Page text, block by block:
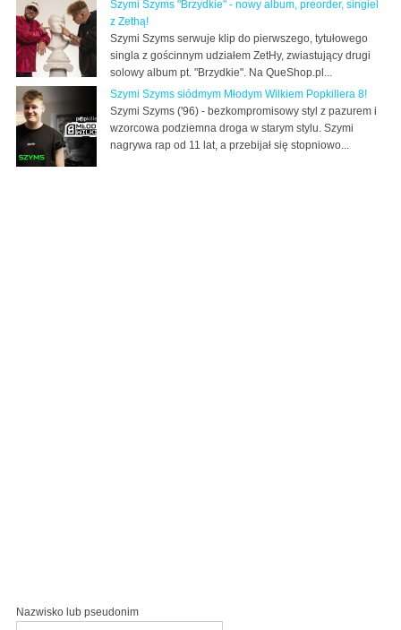
Szymi Szyms "Brzydkie" - nowy album, preorder, singiel
z Zethą!
Szymi Szyms serwuje klip do pierwszego, tytułowego
singla z gościnnym udziałem ZetHy, zwiastujący drugi
solowy album pt. "Brzydkie". Na QueShop.pl...
Szymi Szyms siódmym Młodym Wilkiem Popkillera 8!
Szymi Szyms ('96) - bezkompromisowy styl z pazurem i
wzorcowa podziemna droga w starym stylu. Szymi
nagrywa rap od 11 lat, a przebijał się stopniowo...
Nazwisko lub pseudonim